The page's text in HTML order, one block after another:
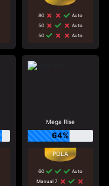
80
Auto
50
Auto
50
Auto
Mega Rise
64%
60
Auto
Manual 7